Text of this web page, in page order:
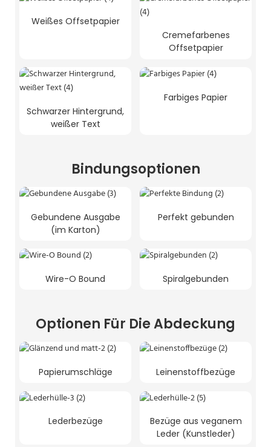
Weißes Offsetpapier
Cremefarbenes
Offsetpapier
Schwarzer Hintergrund,
weißer Text
Farbiges Papier
Bindungsoptionen
Gebundene Ausgabe
(im Karton)
Perfekt gebunden
Wire-O Bound Spiralgebunden
Optionen Für Die Abdeckung
Papierumschläge Leinenstoffbezüge
Lederbezüge
Bezüge aus veganem
Leder (Kunstleder)